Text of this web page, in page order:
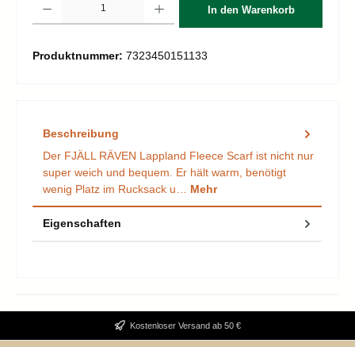
In den Warenkorb
Produktnummer: 7323450151133
Beschreibung
Der FJÄLL RÄVEN Lappland Fleece Scarf ist nicht nur
super weich und bequem. Er hält warm, benötigt
wenig Platz im Rucksack u… Mehr
Eigenschaften
Kostenloser Versand ab 50 €